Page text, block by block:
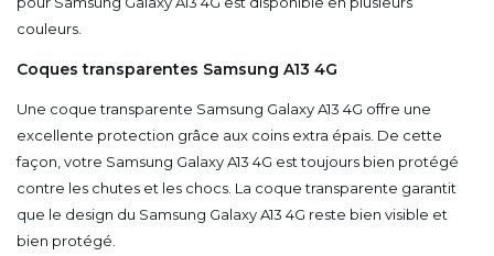
couleurs.
Coques transparentes Samsung A13 4G
Une coque transparente Samsung Galaxy A13 4G offre une
excellente protection grâce aux coins extra épais. De cette
façon, votre Samsung Galaxy A13 4G est toujours bien protégé
contre les chutes et les chocs. La coque transparente garantit
que le design du Samsung Galaxy A13 4G reste bien visible et
bien protégé.